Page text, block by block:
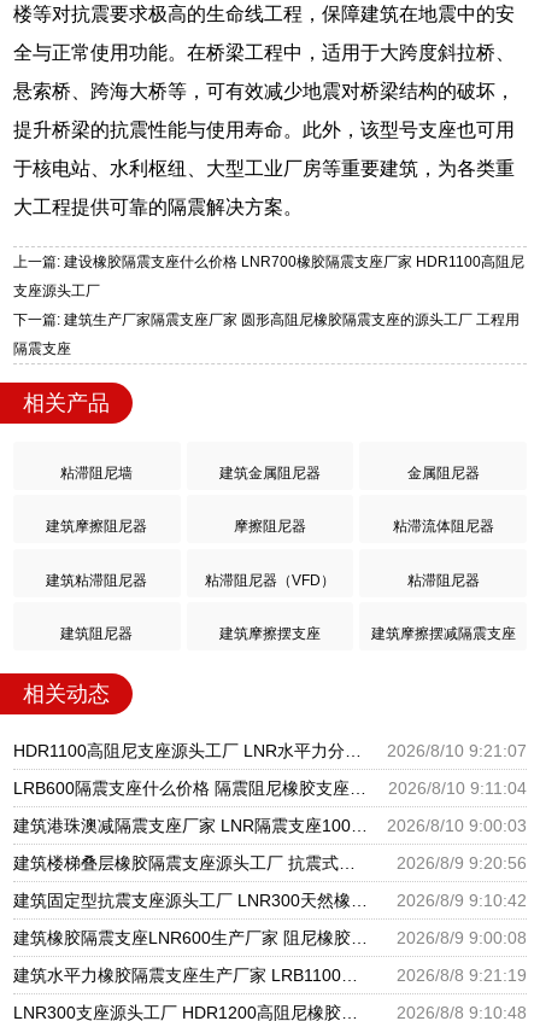
楼等对抗震要求极高的生命线工程，保障建筑在地震中的安
全与正常使用功能。在桥梁工程中，适用于大跨度斜拉桥、
悬索桥、跨海大桥等，可有效减少地震对桥梁结构的破坏，
提升桥梁的抗震性能与使用寿命。此外，该型号支座也可用
于核电站、水利枢纽、大型工业厂房等重要建筑，为各类重
大工程提供可靠的隔震解决方案。
上一篇: 建设橡胶隔震支座什么价格 LNR700橡胶隔震支座厂家 HDR1100高阻尼
支座源头工厂
下一篇: 建筑生产厂家隔震支座厂家 圆形高阻尼橡胶隔震支座的源头工厂 工程用
隔震支座
相关产品
粘滞阻尼墙 建筑金属阻尼器 金属阻尼器
建筑摩擦阻尼器 摩擦阻尼器 粘滞流体阻尼器
建筑粘滞阻尼器 粘滞阻尼器（VFD） 粘滞阻尼器
建筑阻尼器 建筑摩擦摆支座 建筑摩擦摆减隔震支座
相关动态
HDR1100高阻尼支座源头工厂 LNR水平力分散型支座 LRB支座厂家
2026/8/10 9:21:07
LRB600隔震支座什么价格 隔震阻尼橡胶支座厂家电话 水平力分散支座
2026/8/10 9:11:04
建筑港珠澳减隔震支座厂家 LNR隔震支座1000 LNR900天然隔震支座多少钱
2026/8/10 9:00:03
建筑楼梯叠层橡胶隔震支座源头工厂 抗震式橡胶支座 隔震支座生产源头工厂
2026/8/9 9:20:56
建筑固定型抗震支座源头工厂 LNR300天然橡胶支座厂家电话 建筑橡胶隔震支座1型生产厂家
2026/8/9 9:10:42
建筑橡胶隔震支座LNR600生产厂家 阻尼橡胶隔震支座厂家 LNR500建筑隔震橡胶支座生产加工
2026/8/9 9:00:08
建筑水平力橡胶隔震支座生产厂家 LRB1100铅芯支座生产厂家 隔震支座低价
2026/8/8 9:21:19
LNR300支座源头工厂 HDR1200高阻尼橡胶隔震支座 建筑橡胶隔震支座LNRD420源头工厂
2026/8/8 9:10:48